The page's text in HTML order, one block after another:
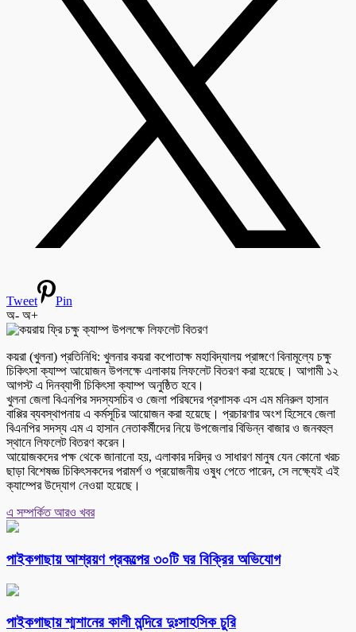
Tweet
Pin
অ- অ+
কয়রা (খুলনা) প্রতিনিধি: খুলনার কয়রা কপোতাক্ষ মহাবিদ্যালয় প্রাঙ্গণে বিনামূল্যে চক্ষু
চিকিৎসা ক্যাম্প আয়োজন উপলক্ষে এলাকায় লিফলেট বিতরণ করা হয়েছে। আগামী ১২
আগস্ট এ দিনব্যাপী চিকিৎসা ক্যাম্প অনুষ্ঠিত হবে।
খুলনা জেলা বিএনপির সদস্যসচিব ও জেলা পরিষদের প্রশাসক এস এম মনিরুল হাসান
বাপ্পির ব্যবস্থাপনায় এ কর্মসূচির আয়োজন করা হয়েছে। প্রচারণার অংশ হিসেবে জেলা
বিএনপির সদস্য এম এ হাসান নেতাকর্মীদের নিয়ে উপজেলার বিভিন্ন বাজার ও জনবহুল
স্থানে লিফলেট বিতরণ করেন।
আয়োজকদের পক্ষ থেকে জানানো হয়, এলাকার দরিদ্র ও সাধারণ মানুষ যেন কোনো খরচ
ছাড়া বিশেষজ্ঞ চিকিৎসকদের পরামর্শ ও প্রয়োজনীয় ওষুধ পেতে পারেন, সে লক্ষ্যেই এই
ক্যাম্পের উদ্যোগ নেওয়া হয়েছে।
এ সম্পর্কিত আরও খবর
পাইকগাছায় আশ্রয়ণ প্রকল্পের ৩০টি ঘর বিক্রির অভিযোগ
পাইকগাছায় শ্মশানের কালী মন্দিরে দুঃসাহসিক চুরি